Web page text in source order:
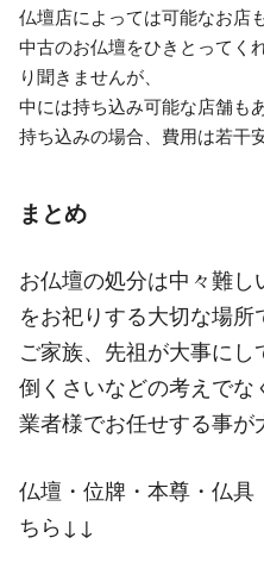
仏壇店によっては可能なお店
中古のお仏壇をひきとってく
り聞きませんが、
中には持ち込み可能な店舗も
持ち込みの場合、費用は若干
まとめ
お仏壇の処分は中々難
をお祀りする大切な場所
ご家族、先祖が大事に
倒くさいなどの考えでな
業者様でお任せする事が
仏壇・位牌・本尊・仏
ちら↓↓